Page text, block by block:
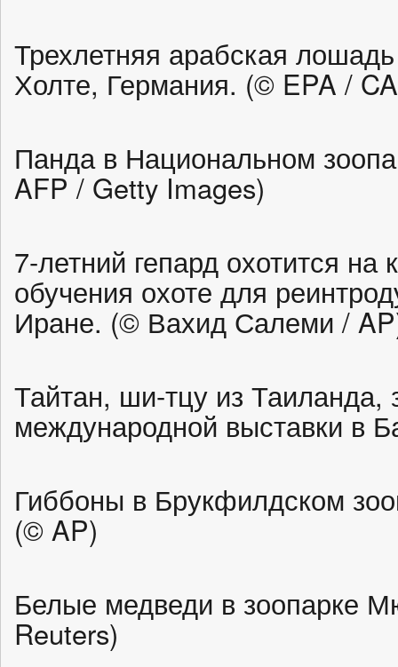
Трехлетняя арабская
Холте, Германия. (© EPA /
Панда в Национальном
AFP / Getty Images)
7-летний гепард охотится на
обучения охоте для
Иране. (© Вахид Салеми /
Тайтан, ши-тцу из Таиланда,
международной выставки в
Гиббоны в Брукфилдском
(© AP)
Белые медведи в зоопарке
Reuters)